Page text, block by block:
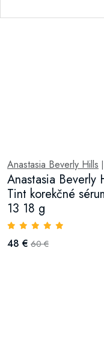
Anastasia Beverly Hills
Anastasia Beverly
Tint korekčné
13 18 g
48 € 60 €